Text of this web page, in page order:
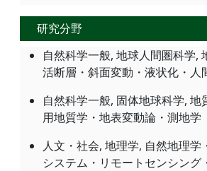
研究分野
自然科学一般, 地球人間圏科学,
活断層・斜面変動・液状化・人
自然科学一般, 固体地球科学,
用地質学・地表変動論・測地学
人文・社会, 地理学, 自然地理学
システム・リモートセンシング